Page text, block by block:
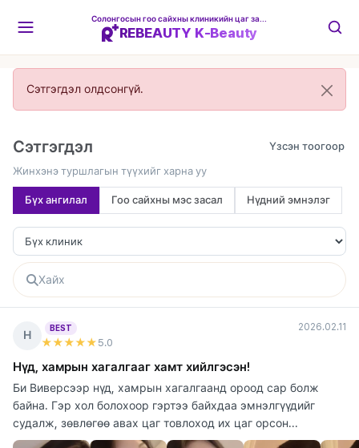
REBEAUTY K-Beauty
Сэтгэгдэл олдсонгүй.
Сэтгэгдэл
Жинхэнэ туршлагын түүхийг харна уу
Бүх ангилал Гоо сайхны мэс засал Нүдний эмнэлэг
Н
BEST
★★★★★ 5.0
2026.02.11
Нүд, хамрын хагалгааг хамт хийлгэсэн!
Би Виверсээр нүд, хамрын хагалгаанд ороод сар болж
байна. Гэр хол болохоор гэртээ байхдаа эмнэлгүүдийг
судалж, зөвлөгөө авах цаг товлоход их цаг орсон...